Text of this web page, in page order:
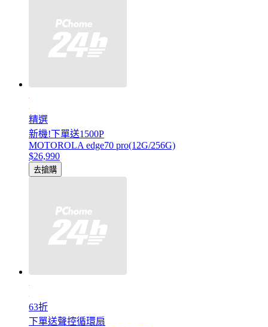
精選
新機!下單送1500P
MOTOROLA edge70 pro(12G/256G)
$26,990
去搶購
63折
下單送聲控循環扇